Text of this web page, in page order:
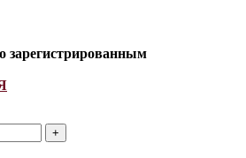
зарегистрированным